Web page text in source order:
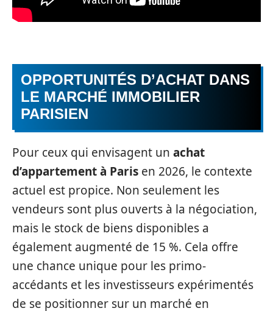
OPPORTUNITÉS D’ACHAT DANS
LE MARCHÉ IMMOBILIER
PARISIEN
Pour ceux qui envisagent un achat
d’appartement à Paris en 2026, le contexte
actuel est propice. Non seulement les
vendeurs sont plus ouverts à la négociation,
mais le stock de biens disponibles a
également augmenté de 15 %. Cela offre
une chance unique pour les primo-
accédants et les investisseurs expérimentés
de se positionner sur un marché en